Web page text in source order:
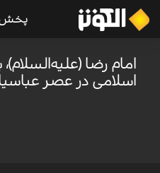
پخش
امام رضا
اسلامی در عصر